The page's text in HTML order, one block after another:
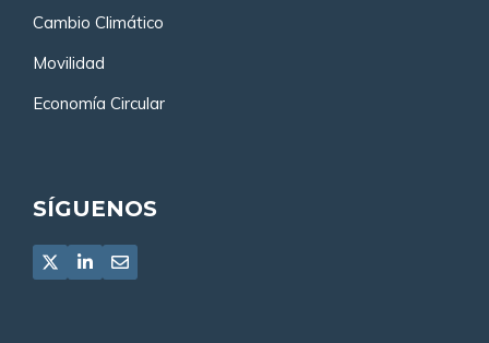
Cambio Climático
Movilidad
Economía Circular
SÍGUENOS